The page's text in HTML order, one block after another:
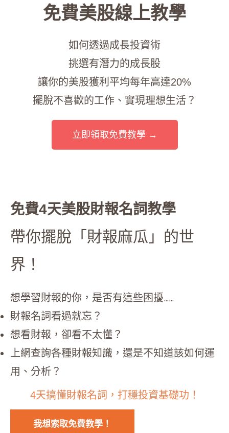
免費美股線上教學
如何透過成長投資術
挑選有潛力的成長股
讓你的美股獲利平均每年高達20%
擺脫不喜歡的工作、實現理想生活？
立即領取免費教學 →
免費4天美股財報名詞教學
帶你擺脫「財報麻瓜」的世
界！
想學習財報的你，是否有這些困擾……
財報名詞看過就忘？
想看財報，卻看不太懂？
上網查詢各種財報知識，還是不知道該如何運
用、分析？
4天搞懂財報名詞，打穩投資基礎功！
我想索取免費教學！